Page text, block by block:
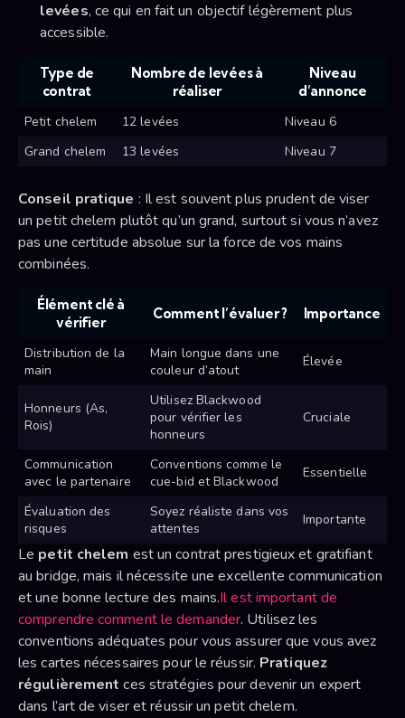
levées, ce qui en fait un objectif légèrement plus
accessible.
Type de
contrat
Nombre de levées à
réaliser
Niveau
d’annonce
Petit chelem
12 levées
Niveau 6
Grand chelem
13 levées Niveau 7
Conseil pratique : Il est souvent plus prudent de viser
un petit chelem plutôt qu’un grand, surtout si vous n’avez
pas une certitude absolue sur la force de vos mains
combinées.
Élément clé à
vérifier
Comment l’évaluer ? Importance
Distribution de la
main
Main longue dans une
couleur d’atout
Élevée
Honneurs (As,
Rois)
Utilisez Blackwood
pour vérifier les
honneurs
Cruciale
Communication
avec le partenaire
Conventions comme le
cue-bid et Blackwood
Essentielle
Évaluation des
risques
Soyez réaliste dans vos
attentes
Importante
Le petit chelem est un contrat prestigieux et gratifiant
au bridge, mais il nécessite une excellente communication
et une bonne lecture des mains.Il est important de
comprendre comment le demander. Utilisez les
conventions adéquates pour vous assurer que vous avez
les cartes nécessaires pour le réussir. Pratiquez
régulièrement ces stratégies pour devenir un expert
dans l’art de viser et réussir un petit chelem.